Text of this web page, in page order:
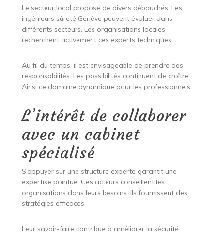
Le secteur local propose de divers débouchés. Les
ingénieurs sûreté Genève peuvent évoluer dans
différents secteurs. Les organisations locales
recherchent activement ces experts techniques.
Au fil du temps, il est envisageable de prendre des
responsabilités. Les possibilités continuent de croître.
Ainsi ce domaine dynamique pour les professionnels.
L’intérêt de collaborer
avec un cabinet
spécialisé
S’appuyer sur une structure experte garantit une
expertise pointue. Ces acteurs conseillent les
organisations dans leurs besoins. Ils fournissent des
stratégies efficaces.
Leur savoir-faire contribue à améliorer la sécurité.